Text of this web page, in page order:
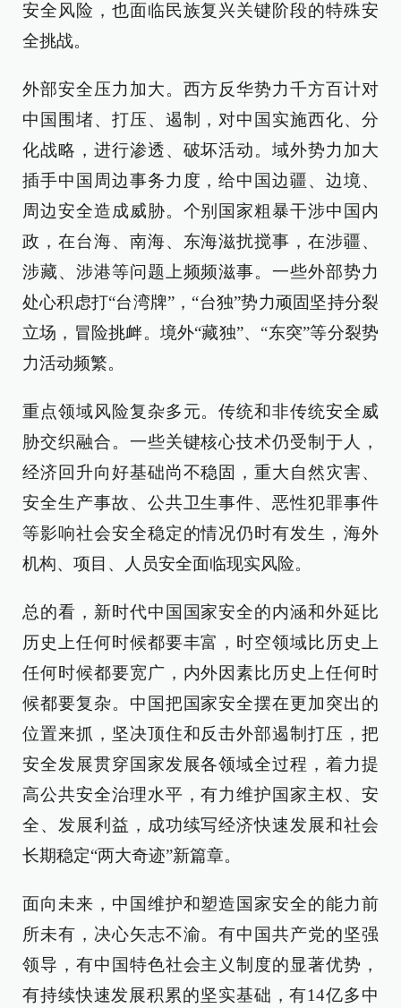
安全风险，也面临民族复兴关键阶段的特殊安
全挑战。
外部安全压力加大。西方反华势力千方百计对
中国围堵、打压、遏制，对中国实施西化、分
化战略，进行渗透、破坏活动。域外势力加大
插手中国周边事务力度，给中国边疆、边境、
周边安全造成威胁。个别国家粗暴干涉中国内
政，在台海、南海、东海滋扰搅事，在涉疆、
涉藏、涉港等问题上频频滋事。一些外部势力
处心积虑打“台湾牌”，“台独”势力顽固坚持分裂
立场，冒险挑衅。境外“藏独”、“东突”等分裂势
力活动频繁。
重点领域风险复杂多元。传统和非传统安全威
胁交织融合。一些关键核心技术仍受制于人，
经济回升向好基础尚不稳固，重大自然灾害、
安全生产事故、公共卫生事件、恶性犯罪事件
等影响社会安全稳定的情况仍时有发生，海外
机构、项目、人员安全面临现实风险。
总的看，新时代中国国家安全的内涵和外延比
历史上任何时候都要丰富，时空领域比历史上
任何时候都要宽广，内外因素比历史上任何时
候都要复杂。中国把国家安全摆在更加突出的
位置来抓，坚决顶住和反击外部遏制打压，把
安全发展贯穿国家发展各领域全过程，着力提
高公共安全治理水平，有力维护国家主权、安
全、发展利益，成功续写经济快速发展和社会
长期稳定“两大奇迹”新篇章。
面向未来，中国维护和塑造国家安全的能力前
所未有，决心矢志不渝。有中国共产党的坚强
领导，有中国特色社会主义制度的显著优势，
有持续快速发展积累的坚实基础，有14亿多中